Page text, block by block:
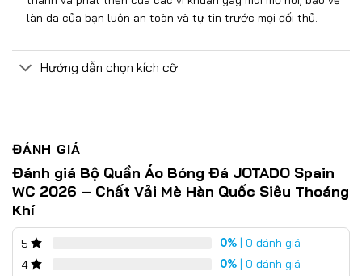
làn da của bạn luôn an toàn và tự tin trước mọi đối thủ.
Hướng dẫn chọn kích cỡ
ĐÁNH GIÁ
Đánh giá Bộ Quần Áo Bóng Đá JOTADO Spain
WC 2026 – Chất Vải Mè Hàn Quốc Siêu Thoáng
Khí
5 0% | 0 đánh giá
4
0% | 0 đánh giá